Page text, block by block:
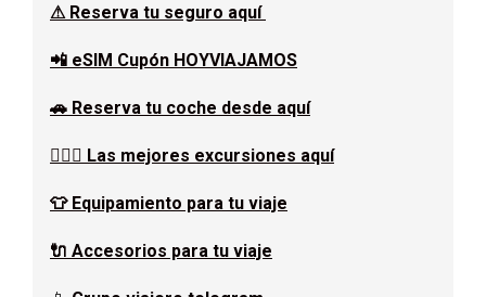
⚠ Reserva tu seguro aquí
📲 eSIM Cupón HOYVIAJAMOS
🚗 Reserva tu coche desde aquí
🚶🏿‍♂️ Las mejores excursiones aquí
👕 Equipamiento para tu viaje
🔌 Accesorios para tu viaje